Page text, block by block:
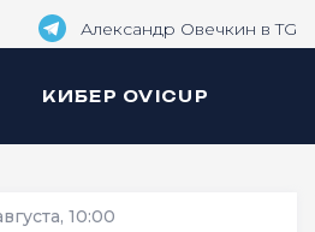
Александр Овечкин в TG
КИБЕР OVICUP
10:00